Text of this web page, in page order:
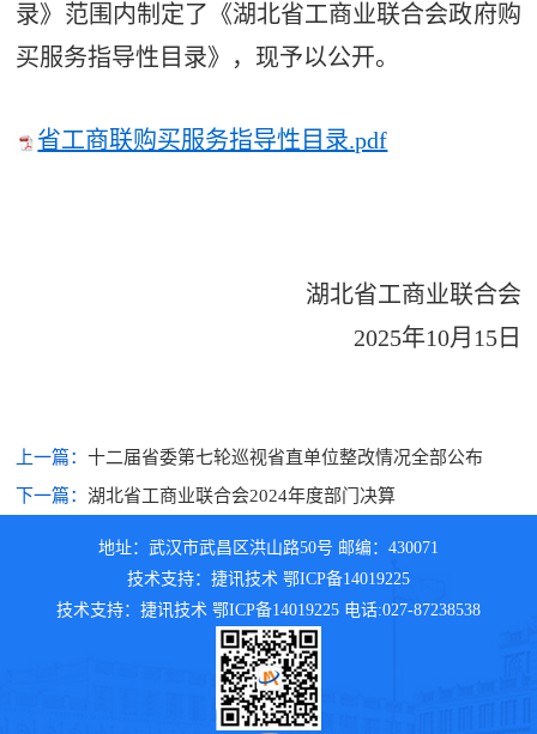
录》范围内制定了《湖北省工商业联合会政府购
买服务指导性目录》，现予以公开。
省工商联购买服务指导性目录.pdf
湖北省工商业联合会
2025年10月15日
上一篇：十二届省委第七轮巡视省直单位整改情况全部公布
下一篇：湖北省工商业联合会2024年度部门决算
地址：武汉市武昌区洪山路50号 邮编：430071
技术支持：捷讯技术 鄂ICP备14019225
技术支持：捷讯技术 鄂ICP备14019225 电话:027-87238538